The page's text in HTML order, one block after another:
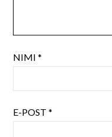
NIMI*
E-POST*